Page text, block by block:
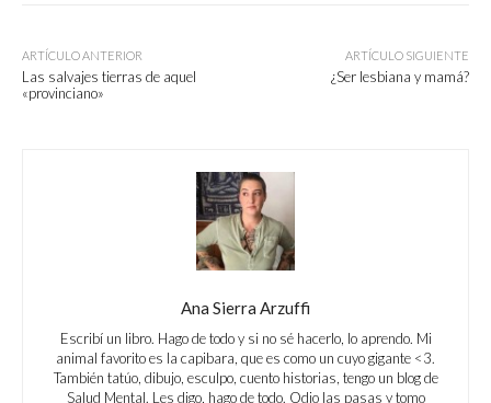
ARTÍCULO ANTERIOR
Las salvajes tierras de aquel
«provinciano»
ARTÍCULO SIGUIENTE
¿Ser lesbiana y mamá?
Ana Sierra Arzuffi
Escribí un libro. Hago de todo y si no sé hacerlo, lo aprendo. Mi
animal favorito es la capibara, que es como un cuyo gigante <3.
También tatúo, dibujo, esculpo, cuento historias, tengo un blog de
Salud Mental. Les digo, hago de todo. Odio las pasas y tomo